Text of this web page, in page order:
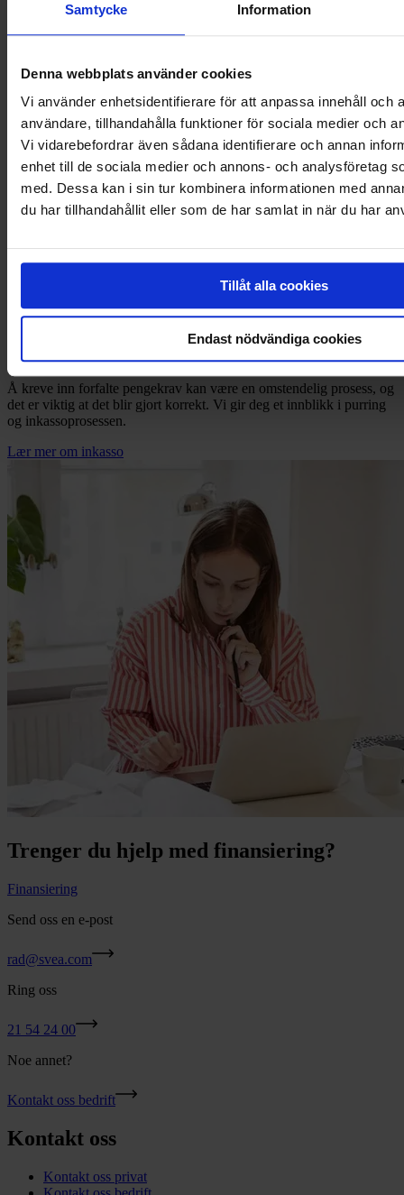
Samtycke Information
Denna webbplats använder cookies
Vi använder enhetsidentifierare för att anpassa innehåll och
användare, tillhandahålla funktioner för sociala medier och
Vi vidarebefordrar även sådana identifierare och annan
enhet till de sociala medier och annons- och analysföretag
med. Dessa kan i sin tur kombinera informationen med
du har tillhandahållit eller som de har samlat in när du har
Tillåt alla cookies
Endast nödvändiga cookies
Bli med på et av våre arrangement
webinarer
Se kommende webinarer
Bli kunde
Her kan du registrere selv, og bli kunde uten å måtte snakke med en
rådgiver.
Inkasso og inkassovarsel - hvordan
rutiner kan inkasso unngås, men hvis det først skjer, er det viktig å
forholde seg til inkassoloven.
Å kreve inn forfalte pengekrav kan være en omstendelig prosess, og
det er viktig at det blir gjort korrekt. Vi gir deg et innblikk i purring
og inkassoprosessen.
Lær mer om inkasso
Trenger du hjelp med finansiering?
Finansiering
Send oss en e-post
rad@svea.com
Ring oss
21 54 24 00
Noe annet?
Kontakt oss bedrift
Kontakt oss
Kontakt oss privat